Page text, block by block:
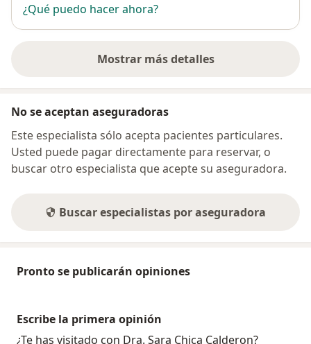
¿Qué puedo hacer ahora?
Mostrar más detalles
sobre la dirección
No se aceptan aseguradoras
Este especialista sólo acepta pacientes particulares.
Usted puede pagar directamente para reservar, o
buscar otro especialista que acepte su aseguradora.
Buscar especialistas por aseguradora
Pronto se publicarán opiniones
Escribe la primera opinión
¿Te has visitado con Dra. Sara Chica Calderon?